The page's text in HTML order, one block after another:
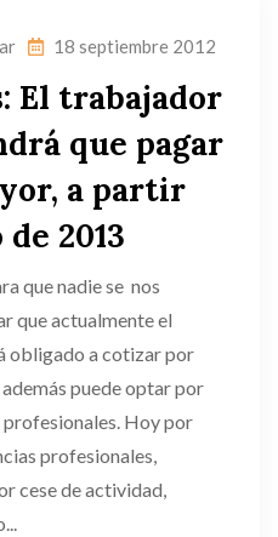
18 septiembre 2012
El trabajador
que pagar
a partir
2013
que nadie se nos
que actualmente el
obligado a cotizar por
puede optar por
Hoy por
profesionales,
cese de actividad,